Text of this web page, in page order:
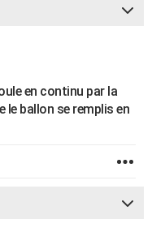
en continu par la
le ballon se remplis en